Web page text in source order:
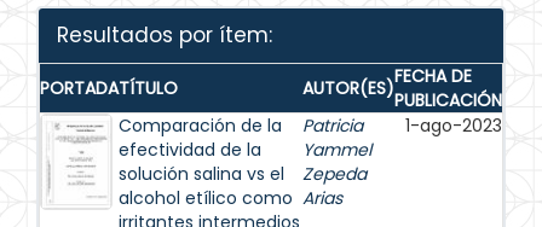
Resultados por ítem:
PORTADATÍTULO AUTOR(ES)FECHA DE
PUBLICACIÓN
Comparación de la
efectividad de la
solución salina vs el
alcohol etílico como
irritantes intermedios
Patricia
Yammel
Zepeda
Arias
1-ago-2023